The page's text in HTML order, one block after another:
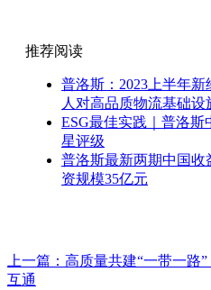
推荐阅读
普洛斯：2023上半年
人对高品质物流基础
ESG最佳实践｜普洛斯
星评级
普洛斯最新两期中国收
资规模35亿元
上一篇： 高质量共建“一带一路
互通